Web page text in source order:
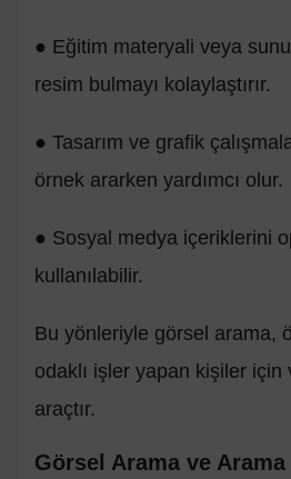
● Eğitim materyali veya
resim bulmayı kolaylaştırır.
● Tasarım ve grafik
örnek ararken yardımcı olur.
● Sosyal medya içeriklerini
kullanılabilir.
Bu yönleriyle görsel arama,
odaklı işler yapan kişiler
araçtır.
Görsel Arama ve